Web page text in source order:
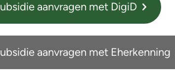
aanvragen met DigiD
aanvragen met Eherkenning